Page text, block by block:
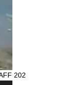
202